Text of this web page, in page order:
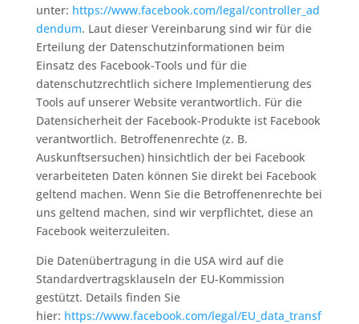
unter: https://www.facebook.com/legal/controller_ad
dendum. Laut dieser Vereinbarung sind wir für die
Erteilung der Datenschutzinformationen beim
Einsatz des Facebook-Tools und für die
datenschutzrechtlich sichere Implementierung des
Tools auf unserer Website verantwortlich. Für die
Datensicherheit der Facebook-Produkte ist Facebook
verantwortlich. Betroffenenrechte (z. B.
Auskunftsersuchen) hinsichtlich der bei Facebook
verarbeiteten Daten können Sie direkt bei Facebook
geltend machen. Wenn Sie die Betroffenenrechte bei
uns geltend machen, sind wir verpflichtet, diese an
Facebook weiterzuleiten.
Die Datenübertragung in die USA wird auf die
Standardvertragsklauseln der EU-Kommission
gestützt. Details finden Sie
hier: https://www.facebook.com/legal/EU_data_transf